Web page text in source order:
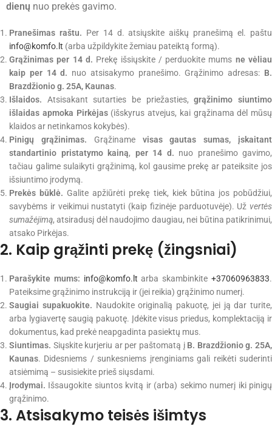
dienų nuo prekės gavimo.
Pranešimas raštu. Per 14 d. atsiųskite aiškų pranešimą el. paštu
info@komfo.lt (arba užpildykite žemiau pateiktą formą).
Grąžinimas per 14 d. Prekę išsiųskite / perduokite mums ne vėliau
kaip per 14 d. nuo atsisakymo pranešimo. Grąžinimo adresas: B.
Brazdžionio g. 25A, Kaunas.
Išlaidos. Atsisakant sutarties be priežasties,grąžinimo siuntimo
išlaidas apmoka Pirkėjas(išskyrus atvejus, kai grąžinama dėl mūsų
klaidos ar netinkamos kokybės).
Pinigų grąžinimas. Grąžiname visas gautas sumas, įskaitant
standartinio pristatymo kainą, per 14 d. nuo pranešimo gavimo,
tačiau galime sulaikyti grąžinimą, kol gausime prekę ar pateiksite jos
išsiuntimo įrodymą.
Prekės būklė. Galite apžiūrėti prekę tiek, kiek būtina jos pobūdžiui,
savybėms ir veikimui nustatyti (kaip fizinėje parduotuvėje). Už vertės
sumažėjimą, atsiradusį dėl naudojimo daugiau, nei būtina patikrinimui,
atsako Pirkėjas.
2. Kaip grąžinti prekę (žingsniai)
Parašykite mums: info@komfo.lt arba skambinkite+37060963833.
Pateiksime grąžinimo instrukciją ir (jei reikia) grąžinimo numerį.
Saugiai supakuokite. Naudokite originalią pakuotę, jei ją dar turite,
arba lygiavertę saugią pakuotę. Įdėkite visus priedus, komplektaciją ir
dokumentus, kad prekė neapgadinta pasiektų mus.
Siuntimas. Siųskite kurjeriu ar per paštomatą į B. Brazdžionio g. 25A,
Kaunas. Didesniems / sunkesniems įrenginiams gali reikėti suderinti
atsiėmimą – susisiekite prieš siųsdami.
Įrodymai. Išsaugokite siuntos kvitą ir (arba) sekimo numerį iki pinigų
grąžinimo.
3. Atsisakymo teisės išimtys